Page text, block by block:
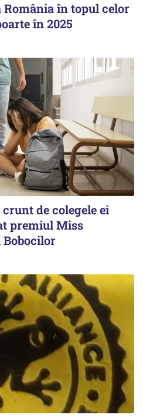
România în topul celor
în 2025
de colegele ei
premiul Miss